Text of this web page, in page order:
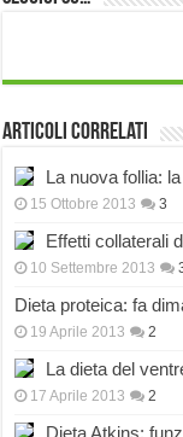
Articoli correlati
La nuova follia:
15 Ottobre 2013 3
Effetti collaterali
10 Settembre 2013
Dieta proteica: fa
19 Aprile 2013 2
La dieta del
17 Aprile 2013 2